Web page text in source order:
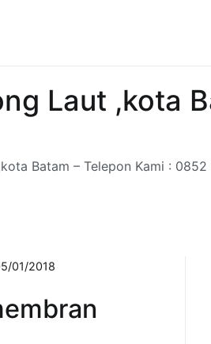
Laut ,kota
Batam – Telepon Kami : 0852
01/2018